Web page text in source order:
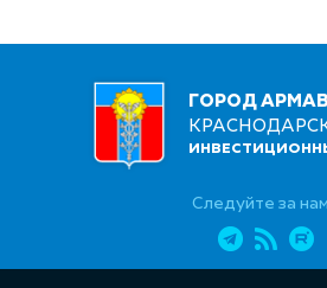
ГОРОД
Следуйте за